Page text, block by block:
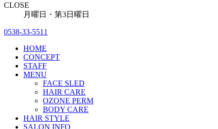
CLOSE
月曜日・第3日曜日
0538-33-5511
HOME
CONCEPT
STAFF
MENU
FACE SLED
HAIR CARE
OZONE PERM
BODY CARE
HAIR STYLE
SALON INFO